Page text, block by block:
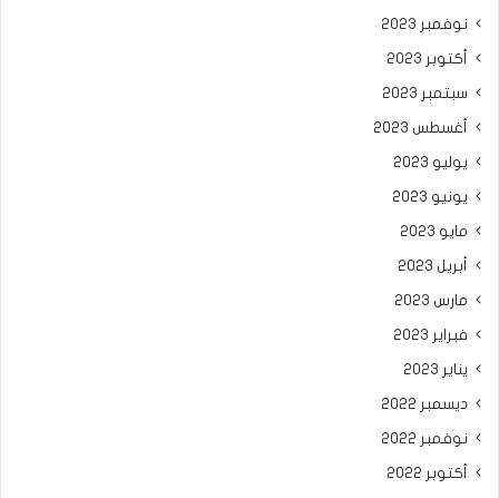
نوفمبر 2023
أكتوبر 2023
سبتمبر 2023
أغسطس 2023
يوليو 2023
يونيو 2023
مايو 2023
أبريل 2023
مارس 2023
فبراير 2023
يناير 2023
ديسمبر 2022
نوفمبر 2022
أكتوبر 2022